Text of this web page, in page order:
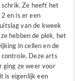
schrik. Ze heeft het
en is er een
van de kweek
hebben de plek, het
in cellen en de
Deze arts
ging ze weer voor
is eigenlijk een